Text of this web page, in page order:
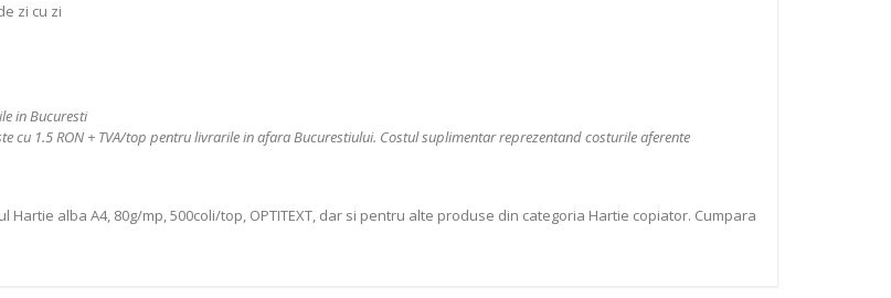
zi cu zi
in Bucuresti
1.5 RON + TVA/top pentru livrarile in afara Bucurestiului. Costul suplimentar reprezentand costurile aferente
alba A4, 80g/mp, 500coli/top, OPTITEXT, dar si pentru alte produse din categoria Hartie copiator. Cumpara